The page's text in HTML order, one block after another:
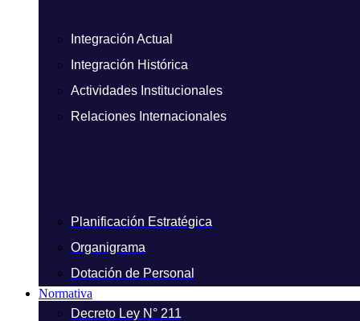
Integración Actual
Integración Histórica
Actividades Institucionales
Relaciones Internacionales
Planificación Estratégica
Organigrama
Dotación de Personal
Normativa
Decreto Ley N° 211